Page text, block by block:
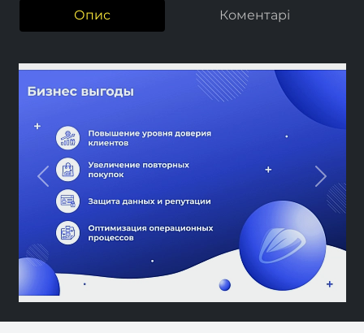
Опис Коментарі
Previous Next